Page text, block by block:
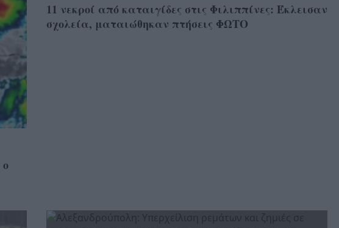
11 νεκροί από καταιγίδες στις Φιλιππίνες: Έκλεισαν
σχολεία, ματαιώθηκαν πτήσεις ΦΩΤΟ